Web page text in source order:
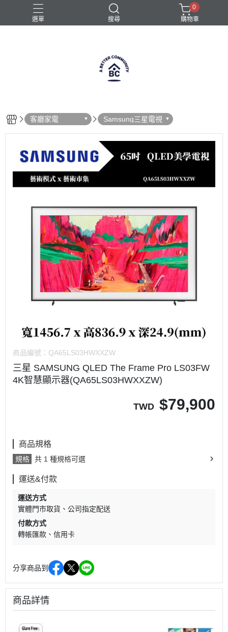
選單 搜尋
半自動咖啡機 咖啡機
0
購物車
客廳家電 Samsung三星電視
商品編號： QA65LS03HWXXZW
三星 SAMSUNG QLED The Frame Pro LS03FW
4K智慧顯示器(QA65LS03HWXXZW)
TWD $79,900
商品規格
規格 共 1 種規格可選
運送&付款
運送方式
實體門市取貨
公司指定配送
付款方式
轉帳匯款
信用卡
分享商品到
商品詳情